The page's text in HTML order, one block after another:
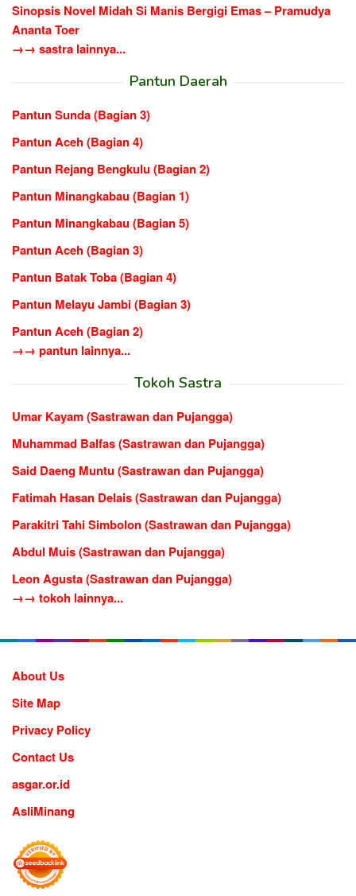
Sinopsis Novel Midah Si Manis Bergigi Emas – Pramudya
Ananta Toer
→→ sastra lainnya...
Pantun Daerah
Pantun Sunda (Bagian 3)
Pantun Aceh (Bagian 4)
Pantun Rejang Bengkulu (Bagian 2)
Pantun Minangkabau (Bagian 1)
Pantun Minangkabau (Bagian 5)
Pantun Aceh (Bagian 3)
Pantun Batak Toba (Bagian 4)
Pantun Melayu Jambi (Bagian 3)
Pantun Aceh (Bagian 2)
→→ pantun lainnya...
Tokoh Sastra
Umar Kayam (Sastrawan dan Pujangga)
Muhammad Balfas (Sastrawan dan Pujangga)
Said Daeng Muntu (Sastrawan dan Pujangga)
Fatimah Hasan Delais (Sastrawan dan Pujangga)
Parakitri Tahi Simbolon (Sastrawan dan Pujangga)
Abdul Muis (Sastrawan dan Pujangga)
Leon Agusta (Sastrawan dan Pujangga)
→→ tokoh lainnya...
About Us
Site Map
Privacy Policy
Contact Us
asgar.or.id
AsliMinang